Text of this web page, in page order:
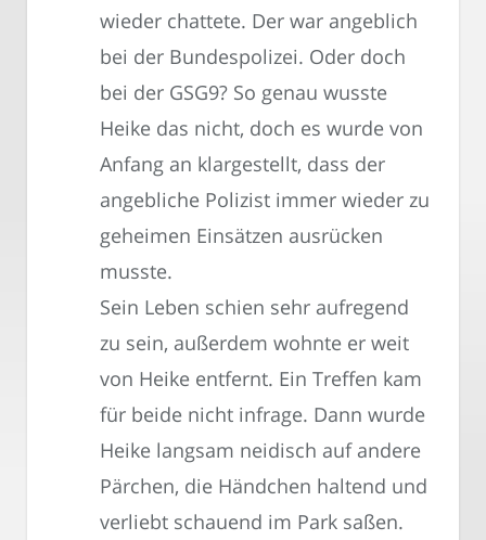
wieder chattete. Der war angeblich
bei der Bundespolizei. Oder doch
bei der GSG9? So genau wusste
Heike das nicht, doch es wurde von
Anfang an klargestellt, dass der
angebliche Polizist immer wieder zu
geheimen Einsätzen ausrücken
musste.
Sein Leben schien sehr aufregend
zu sein, außerdem wohnte er weit
von Heike entfernt. Ein Treffen kam
für beide nicht infrage. Dann wurde
Heike langsam neidisch auf andere
Pärchen, die Händchen haltend und
verliebt schauend im Park saßen.